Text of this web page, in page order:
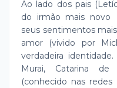
Ao lado dos pais
do irmão mais novo
seus sentimentos
amor (vivido por
verdadeira
Murai, Catarina de
(conhecido nas